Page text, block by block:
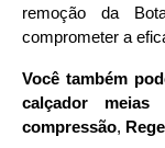
remoção da
comprometer a
Você também
calçador meias
compressão,